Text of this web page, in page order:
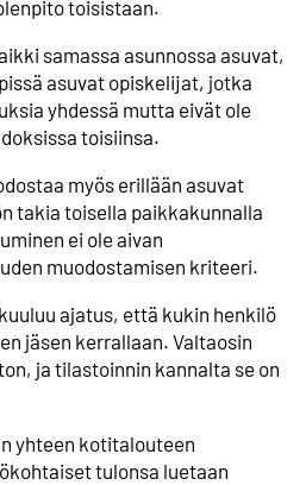
toisistaan.
samassa asunnossa asuvat,
asuvat opiskelijat, jotka
yhdessä mutta eivät ole
toisiinsa.
myös erillään asuvat
takia toisella paikkakunnalla
ei ole aivan
muodostamisen kriteeri.
ajatus, että kukin henkilö
jäsen kerrallaan. Valtaosin
ja tilastoinnin kannalta se on
yhteen kotitalouteen
tulonsa luetaan